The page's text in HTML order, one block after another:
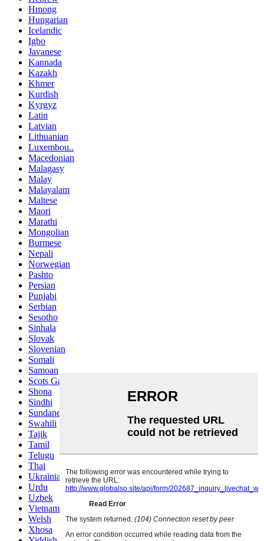
Hmong
Hungarian
Icelandic
Igbo
Javanese
Kannada
Kazakh
Khmer
Kurdish
Kyrgyz
Latin
Latvian
Lithuanian
Luxembou..
Macedonian
Malagasy
Malay
Malayalam
Maltese
Maori
Marathi
Mongolian
Burmese
Nepali
Norwegian
Pashto
Persian
Punjabi
Serbian
Sesotho
Sinhala
Slovak
Slovenian
Somali
Samoan
Scots Gaelic
Shona
Sindhi
Sundanese
Swahili
Tajik
Tamil
Telugu
Thai
Ukrainian
Urdu
Uzbek
Vietnamese
Welsh
Xhosa